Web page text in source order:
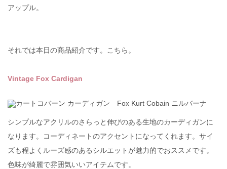
アップル。
それでは本日の商品紹介です。こちら。
Vintage Fox Cardigan
シンプルなアクリルのさらっと伸びのある生地のカーディガンに
なります。コーディネートのアクセントになってくれます。サイ
ズも程よくルーズ感のあるシルエットが魅力的でおススメです。
色味が綺麗で雰囲気いいアイテムです。